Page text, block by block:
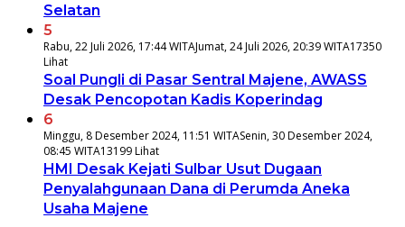
Selatan
5
Rabu, 22 Juli 2026, 17:44 WITAJumat, 24 Juli 2026, 20:39 WITA17350
Lihat
Soal Pungli di Pasar Sentral Majene, AWASS
Desak Pencopotan Kadis Koperindag
6
Minggu, 8 Desember 2024, 11:51 WITASenin, 30 Desember 2024,
08:45 WITA13199 Lihat
HMI Desak Kejati Sulbar Usut Dugaan
Penyalahgunaan Dana di Perumda Aneka
Usaha Majene